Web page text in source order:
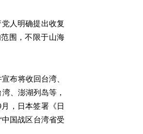
人明确提出收复
围，不限于山海
布将收回台湾、
、澎湖列岛等，
，日本签署《日
国战区台湾省受